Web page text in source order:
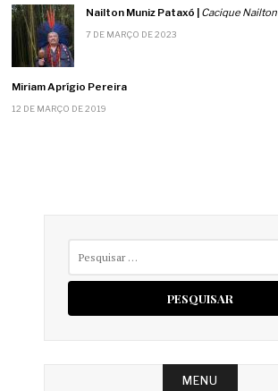
Nailton Muniz Pataxó | Cacique Nailton
7 DE MARÇO DE 2023
Miriam Aprígio Pereira
12 DE MARÇO DE 2019
MENU